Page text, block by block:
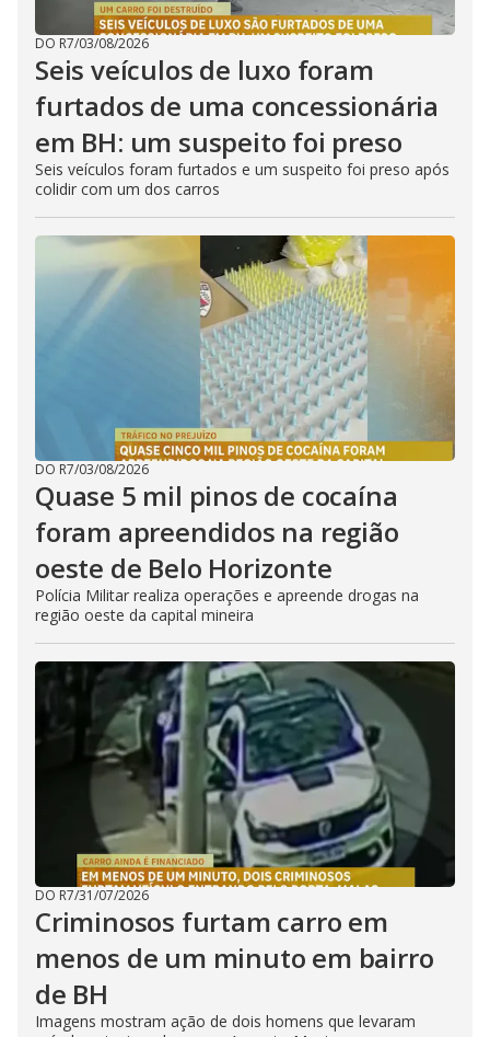
DO R7/03/08/2026
Seis veículos de luxo foram
furtados de uma concessionária
em BH: um suspeito foi preso
Seis veículos foram furtados e um suspeito foi preso após
colidir com um dos carros
DO R7/03/08/2026
Quase 5 mil pinos de cocaína
foram apreendidos na região
oeste de Belo Horizonte
Polícia Militar realiza operações e apreende drogas na
região oeste da capital mineira
DO R7/31/07/2026
Criminosos furtam carro em
menos de um minuto em bairro
de BH
Imagens mostram ação de dois homens que levaram